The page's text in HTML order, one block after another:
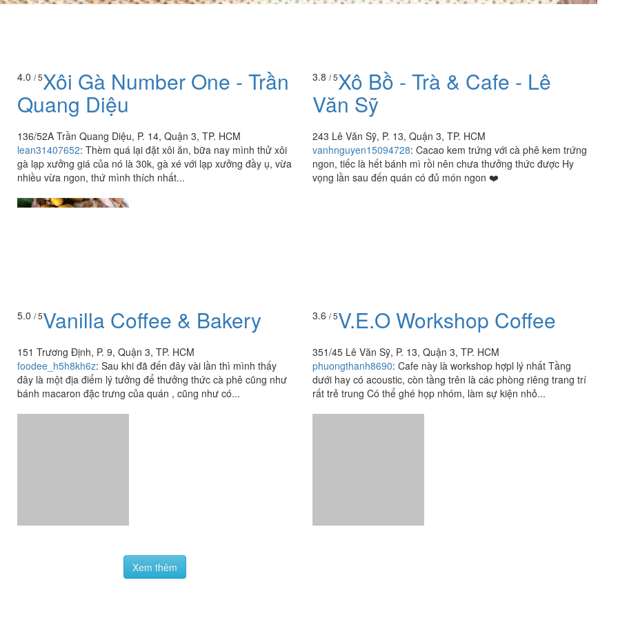
4.0 / 5Xôi Gà Number One - Trần
Quang Diệu
136/52A Trần Quang Diệu, P. 14, Quận 3, TP. HCM
lean31407652: Thèm quá lại đặt xôi ăn, bữa nay mình thử xôi
gà lạp xưởng giá của nó là 30k, gà xé với lạp xưởng đầy ụ, vừa
nhiều vừa ngon, thứ mình thích nhất...
3.8 / 5Xô Bồ - Trà & Cafe - Lê
Văn Sỹ
243 Lê Văn Sỹ, P. 13, Quận 3, TP. HCM
vanhnguyen15094728: Cacao kem trứng với cà phê kem trứng
ngon, tiếc là hết bánh mì rồi nên chưa thưởng thức được Hy
vọng lần sau đến quán có đủ món ngon ❤️
5.0 / 5Vanilla Coffee & Bakery
151 Trương Định, P. 9, Quận 3, TP. HCM
foodee_h5h8kh6z: Sau khi đã đến đây vài lần thì mình thấy
đây là một địa điểm lý tưởng để thưởng thức cà phê cũng như
bánh macaron đặc trưng của quán , cũng như có...
3.6 / 5V.E.O Workshop Coffee
351/45 Lê Văn Sỹ, P. 13, Quận 3, TP. HCM
phuongthanh8690: Cafe này là workshop hợpl lý nhất Tầng
dưới hay có acoustic, còn tầng trên là các phòng riêng trang trí
rất trẻ trung Có thể ghé họp nhóm, làm sự kiện nhỏ...
Xem thêm